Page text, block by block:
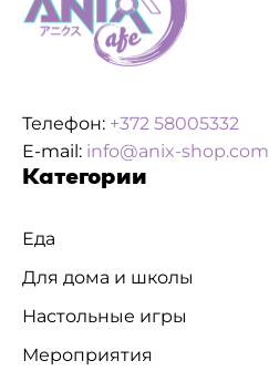
Телефон: +372 58005332
E-mail: info@anix-shop.com
Категории
Еда
Для дома и школы
Настольные игры
Мероприятия